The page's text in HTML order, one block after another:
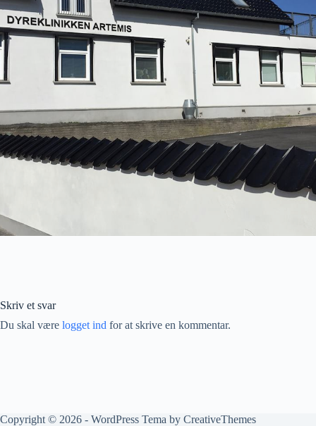
Skriv et svar
Du skal være logget ind for at skrive en kommentar.
Copyright © 2026 - WordPress Tema by CreativeThemes